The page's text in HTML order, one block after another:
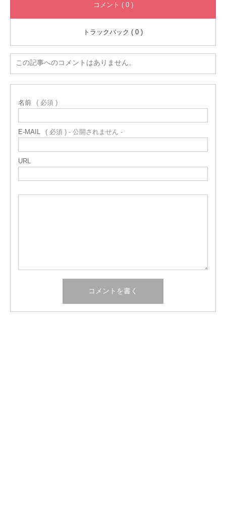
コメント ( 0 )
トラックバック ( 0 )
この記事へのコメントはありません。
名前 ( 必須 )
E-MAIL ( 必須 ) - 公開されません -
URL